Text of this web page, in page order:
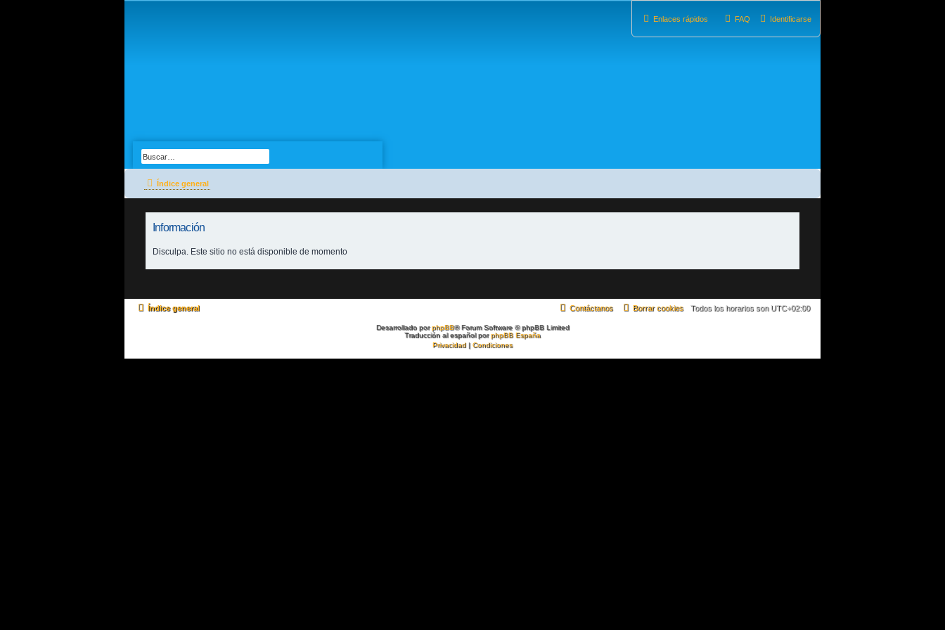
Enlaces rápidos Identificarse
FAQ
Índice general
Información
Disculpa. Este sitio no está disponible de momento
Índice general Todos los horarios son UTC+02:00
Borrar cookies
Contáctanos
Desarrollado porphpBB® Forum Software © phpBB Limited
Traducción al español porphpBB España
Privacidad | Condiciones